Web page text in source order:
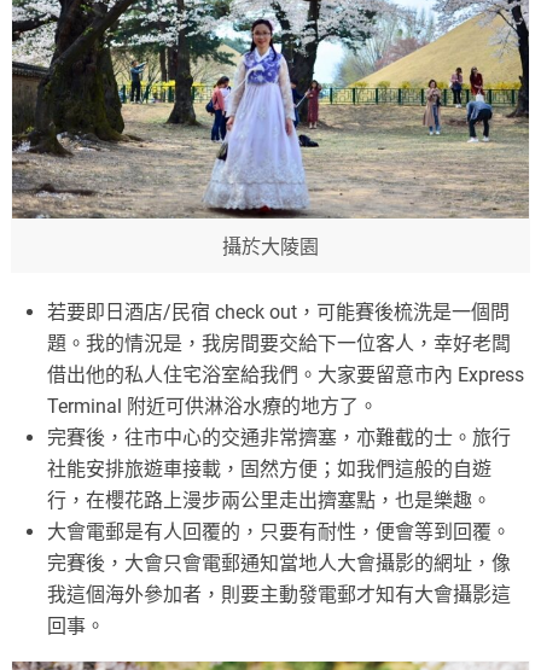
攝於大陵園
若要即日酒店/民宿 check out，可能賽後梳洗是一個問
題。我的情況是，我房間要交給下一位客人，幸好老闆
借出他的私人住宅浴室給我們。大家要留意市內 Express
Terminal 附近可供淋浴水療的地方了。
完賽後，往市中心的交通非常擠塞，亦難截的士。旅行
社能安排旅遊車接載，固然方便；如我們這般的自遊
行，在櫻花路上漫步兩公里走出擠塞點，也是樂趣。
大會電郵是有人回覆的，只要有耐性，便會等到回覆。
完賽後，大會只會電郵通知當地人大會攝影的網址，像
我這個海外參加者，則要主動發電郵才知有大會攝影這
回事。